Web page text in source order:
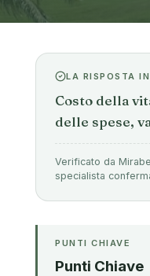
LA RISPOSTA
Costo della
delle spese,
Verificato da
specialista
PUNTI CHIAVE
Punti Chiave